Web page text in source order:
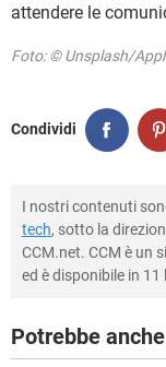
attendere le
Foto: © Unsplash/
Condividi
I nostri contenuti
tech, sotto la
CCM.net. CCM è un
ed è disponibile in 11
Potrebbe